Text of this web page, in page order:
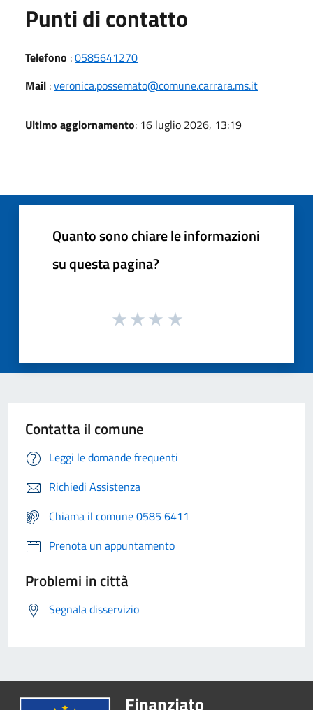
Punti di contatto
Telefono :0585641270
Mail :veronica.possemato@comune.carrara.ms.it
Ultimo aggiornamento: 16 luglio 2026, 13:19
Quanto sono chiare le informazioni
su questa pagina?
Contatta il comune
Leggi le domande frequenti
Richiedi Assistenza
Chiama il comune 0585 6411
Prenota un appuntamento
Problemi in città
Segnala disservizio